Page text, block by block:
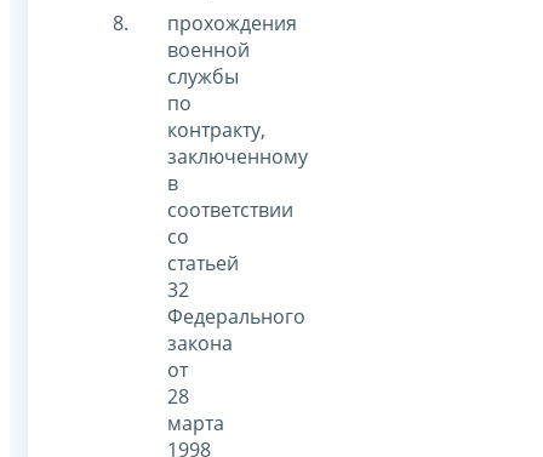
прохождения
военной
службы
по
контракту,
заключенному
в
соответствии
со
статьей
32
Федерального
закона
от
28
марта
1998